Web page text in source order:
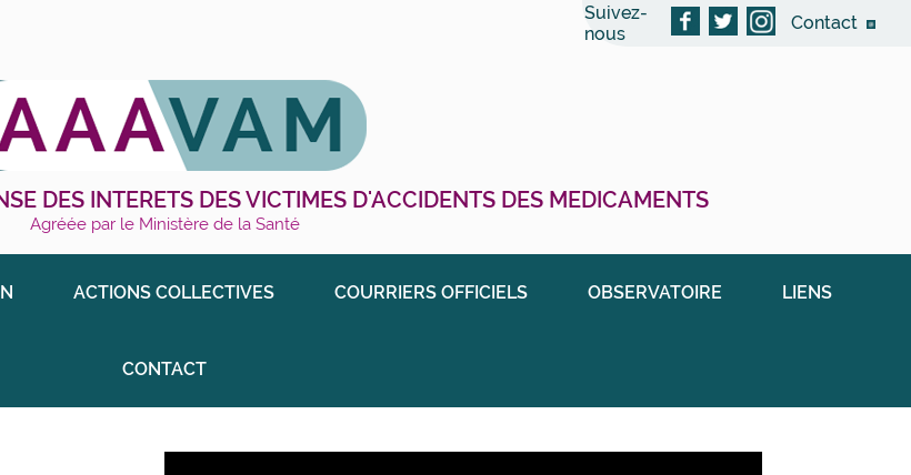
Suivez-
nous
Contact
DES INTERETS DES VICTIMES D'ACCIDENTS DES MEDICAMENTS
Agréée par le Ministère de la Santé
ACTIONS COLLECTIVES COURRIERS OFFICIELS OBSERVATOIRE LIENS
CONTACT